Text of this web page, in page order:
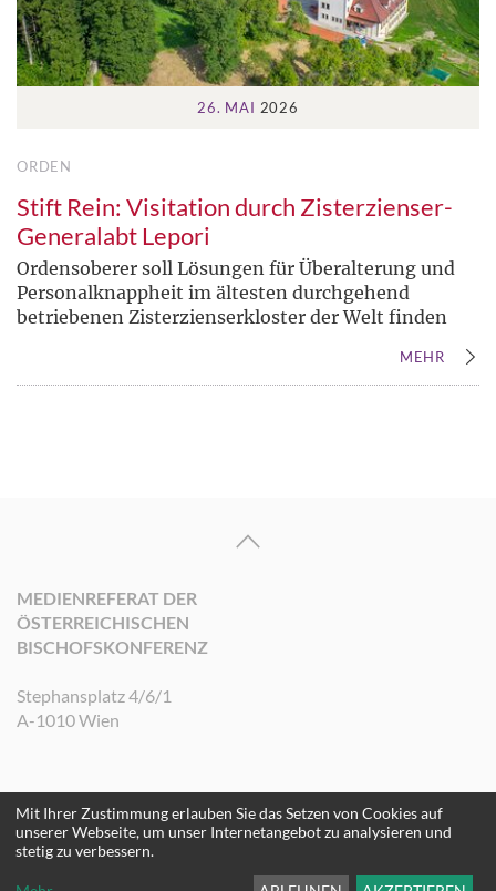
26. MAI 2026
ORDEN
Stift Rein: Visitation durch Zisterzienser-
Generalabt Lepori
Ordensoberer soll Lösungen für Überalterung und
Personalknappheit im ältesten durchgehend
betriebenen Zisterzienserkloster der Welt finden
MEHR
MEDIENREFERAT DER
ÖSTERREICHISCHEN
BISCHOFSKONFERENZ
Stephansplatz 4/6/1
A-1010 Wien
©2026 Medienreferat der Österreichischen Bischofskonferenz. Alle Rechte
vorbehalten.
Mit Ihrer Zustimmung erlauben Sie das Setzen von Cookies auf
unserer Webseite, um unser Internetangebot zu analysieren und
stetig zu verbessern.